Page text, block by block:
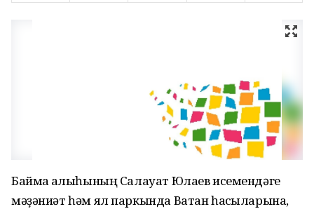
Баймаҡ ҡалыһының Салауат Юлаев исемендәге
мәҙәниәт һәм ял паркында Ватан һаҡсыларына,